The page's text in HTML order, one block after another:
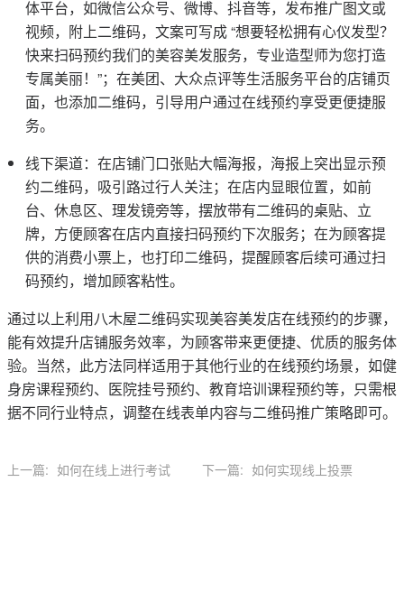
体平台，如微信公众号、微博、抖音等，发布推广图文或
视频，附上二维码，文案可写成 “想要轻松拥有心仪发型？
快来扫码预约我们的美容美发服务，专业造型师为您打造
专属美丽！”；在美团、大众点评等生活服务平台的店铺页
面，也添加二维码，引导用户通过在线预约享受更便捷服
务。
线下渠道：在店铺门口张贴大幅海报，海报上突出显示预
约二维码，吸引路过行人关注；在店内显眼位置，如前
台、休息区、理发镜旁等，摆放带有二维码的桌贴、立
牌，方便顾客在店内直接扫码预约下次服务；在为顾客提
供的消费小票上，也打印二维码，提醒顾客后续可通过扫
码预约，增加顾客粘性。
通过以上利用八木屋二维码实现美容美发店在线预约的步骤，
能有效提升店铺服务效率，为顾客带来更便捷、优质的服务体
验。当然，此方法同样适用于其他行业的在线预约场景，如健
身房课程预约、医院挂号预约、教育培训课程预约等，只需根
据不同行业特点，调整在线表单内容与二维码推广策略即可。
上一篇: 如何在线上进行考试 下一篇: 如何实现线上投票